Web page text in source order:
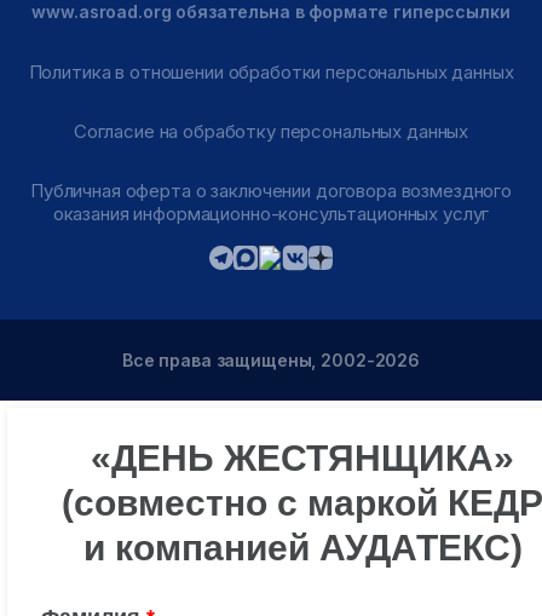
www.asroad.org обязательна в формате гиперссылки
Политика в отношении обработки персональных данных
Согласие на обработку персональных данных
Публичная оферта о заключении договора возмездного
оказания информационно-консультационных услуг
Все права защищены, 2002-2026